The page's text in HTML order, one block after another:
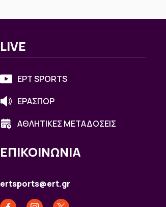
LIVE
ΕΡΤ SPORTS
ΕΡΑΣΠΟΡ
ΑΘΛΗΤΙΚΕΣ ΜΕΤΑΔΟΣΕΙΣ
ΕΠΙΚΟΙΝΩΝΙΑ
ertsports@ert.gr